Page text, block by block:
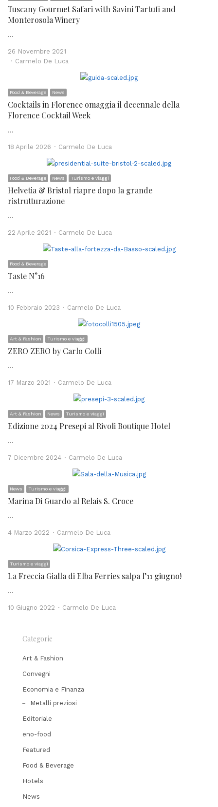
Tuscany Gourmet Safari with Savini Tartufi and
Monterosola Winery
…
26 Novembre 2021
Author
Carmelo De Luca
Food & Beverage News
Cocktails in Florence omaggia il decennale della
Florence Cocktail Week
…
18 Aprile 2026 Author
Carmelo De Luca
Food & Beverage News Turismo e viaggi
Helvetia & Bristol riapre dopo la grande
ristrutturazione
…
22 Aprile 2021 Author
Carmelo De Luca
Food & Beverage
Taste N°16
…
10 Febbraio 2023 Author
Carmelo De Luca
Art & Fashion Turismo e viaggi
ZERO ZERO by Carlo Colli
…
17 Marzo 2021 Author
Carmelo De Luca
Art & Fashion News Turismo e viaggi
Edizione 2024 Presepi al Rivoli Boutique Hotel
…
7 Dicembre 2024 Author
Carmelo De Luca
News Turismo e viaggi
Marina Di Guardo al Relais S. Croce
…
4 Marzo 2022 Author
Carmelo De Luca
Turismo e viaggi
La Freccia Gialla di Elba Ferries salpa l’11 giugno!
…
10 Giugno 2022 Author
Carmelo De Luca
Categorie
Art & Fashion
Convegni
Economia e Finanza
Metalli preziosi
Editoriale
eno-food
Featured
Food & Beverage
Hotels
News